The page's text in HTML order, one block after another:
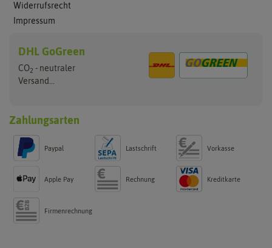
Widerrufsrecht
Impressum
DHL GoGreen
CO2 - neutraler
Versand...
Zahlungsarten
Paypal Lastschrift Vorkasse
Apple Pay Rechnung Kreditkarte
Firmenrechnung